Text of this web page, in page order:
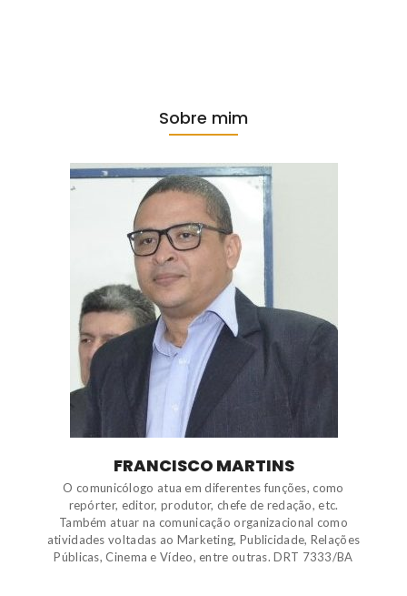
Sobre mim
FRANCISCO MARTINS
O comunicólogo atua em diferentes funções, como
repórter, editor, produtor, chefe de redação, etc.
Também atuar na comunicação organizacional como
atividades voltadas ao Marketing, Publicidade, Relações
Públicas, Cinema e Vídeo, entre outras. DRT 7333/BA